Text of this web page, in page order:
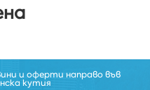
и оферти направо във
кутия